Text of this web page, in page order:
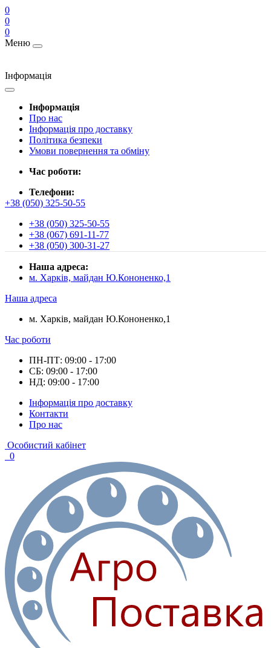
0
0
0
Меню
Інформація
Інформація
Про нас
Інформація про доставку
Політика безпеки
Умови повернення та обміну
Час роботи:
Телефони:
+38 (050) 325-50-55
+38 (050) 325-50-55
+38 (067) 691-11-77
+38 (050) 300-31-27
Наша адреса:
м. Харків, майдан Ю.Кононенко,1
Наша адреса
м. Харків, майдан Ю.Кононенко,1
Час роботи
ПН-ПТ: 09:00 - 17:00
СБ: 09:00 - 17:00
НД: 09:00 - 17:00
Інформація про доставку
Контакти
Про нас
Особистий кабінет
0